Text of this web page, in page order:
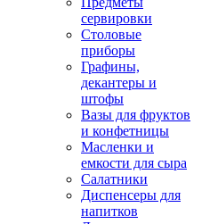
сервировки
Столовые
приборы
Графины,
декантеры и
штофы
Вазы для фруктов
и конфетницы
Масленки и
емкости для сыра
Салатники
Диспенсеры для
напитков